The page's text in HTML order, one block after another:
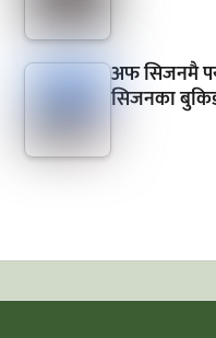
अफ सिजनमै
सिजनका